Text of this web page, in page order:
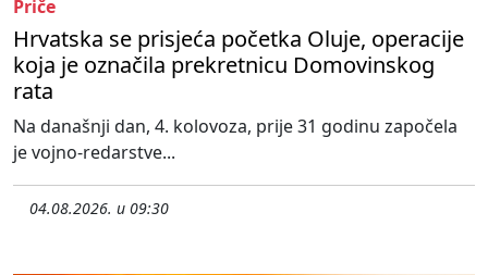
Priče
Hrvatska se prisjeća početka Oluje, operacije
koja je označila prekretnicu Domovinskog
rata
Na današnji dan, 4. kolovoza, prije 31 godinu započela
je vojno-redarstve...
04.08.2026. u 09:30